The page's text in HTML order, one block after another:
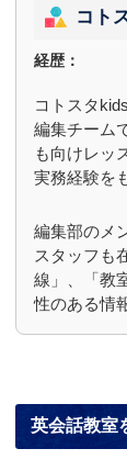
コト
経歴：
コトスタ
編集チーム
も向けレッ
実務経験を
編集部のメ
スタッフも
線」、「教
性のある情
英会話教室